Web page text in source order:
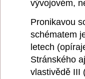
vývojovém,
Pronikavou
schématem
letech
Stránského
vlastivědě III